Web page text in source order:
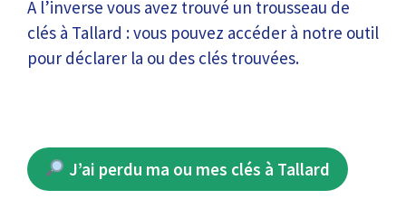
A l’inverse vous avez trouvé un trousseau de
clés à Tallard : vous pouvez accéder à notre outil
pour déclarer la ou des clés trouvées.
J’ai perdu ma ou mes clés à Tallard